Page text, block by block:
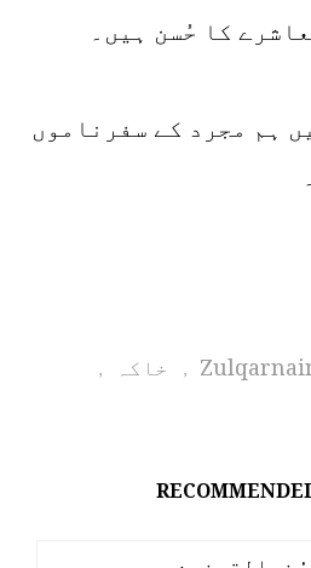
کا حُسن ہیں۔
ہم مجرد کے سفرناموں
, خاکہ ,